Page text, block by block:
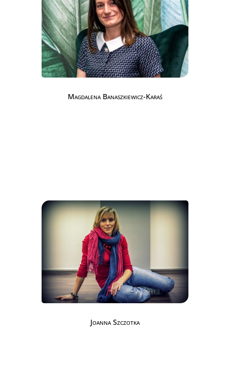
Magdalena Banaszkiewicz-Karaś
Joanna Szczotka